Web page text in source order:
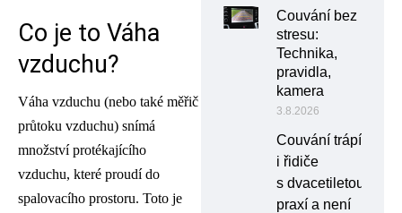
Co je to Váha
vzduchu?
Váha vzduchu (nebo také měřič
průtoku vzduchu) snímá
množství protékajícího
vzduchu, které proudí do
spalovacího prostoru. Toto je
Couvání bez
stresu:
Technika,
pravidla,
kamera
3.8.2026
Couvání trápí
i řidiče
s dvacetiletou
praxí a není